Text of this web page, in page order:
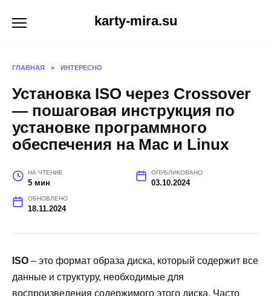
karty-mira.su
ГЛАВНАЯ » ИНТЕРЕСНО
Установка ISO через Crossover
— пошаговая инструкция по
установке программного
обеспечения на Mac и Linux
НА ЧТЕНИЕ
5 мин
ОПУБЛИКОВАНО
03.10.2024
ОБНОВЛЕНО
18.11.2024
ISO – это формат образа диска, который содержит все
данные и структуру, необходимые для
воспроизведения содержимого этого диска. Часто